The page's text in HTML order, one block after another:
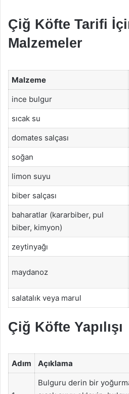
Çiğ Köfte Tarifi
Malzemeler
Malzeme
ince bulgur
sıcak su
domates salçası
soğan
limon suyu
biber salçası
baharatlar (kararbiber, pul
biber, kimyon)
zeytinyağı
maydanoz
salatalık veya marul
Çiğ Köfte Yapılışı
Adım Açıklama
Bulguru derin bir